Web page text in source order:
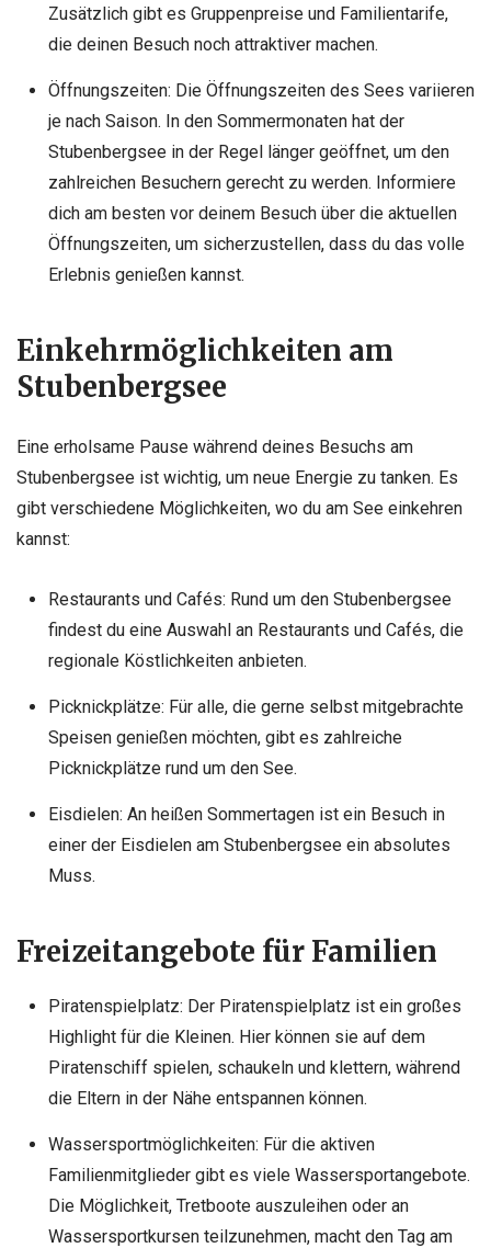
Zusätzlich gibt es Gruppenpreise und Familientarife,
die deinen Besuch noch attraktiver machen.
Öffnungszeiten: Die Öffnungszeiten des Sees variieren
je nach Saison. In den Sommermonaten hat der
Stubenbergsee in der Regel länger geöffnet, um den
zahlreichen Besuchern gerecht zu werden. Informiere
dich am besten vor deinem Besuch über die aktuellen
Öffnungszeiten, um sicherzustellen, dass du das volle
Erlebnis genießen kannst.
Einkehrmöglichkeiten am
Stubenbergsee
Eine erholsame Pause während deines Besuchs am
Stubenbergsee ist wichtig, um neue Energie zu tanken. Es
gibt verschiedene Möglichkeiten, wo du am See einkehren
kannst:
Restaurants und Cafés: Rund um den Stubenbergsee
findest du eine Auswahl an Restaurants und Cafés, die
regionale Köstlichkeiten anbieten.
Picknickplätze: Für alle, die gerne selbst mitgebrachte
Speisen genießen möchten, gibt es zahlreiche
Picknickplätze rund um den See.
Eisdielen: An heißen Sommertagen ist ein Besuch in
einer der Eisdielen am Stubenbergsee ein absolutes
Muss.
Freizeitangebote für Familien
Piratenspielplatz: Der Piratenspielplatz ist ein großes
Highlight für die Kleinen. Hier können sie auf dem
Piratenschiff spielen, schaukeln und klettern, während
die Eltern in der Nähe entspannen können.
Wassersportmöglichkeiten: Für die aktiven
Familienmitglieder gibt es viele Wassersportangebote.
Die Möglichkeit, Tretboote auszuleihen oder an
Wassersportkursen teilzunehmen, macht den Tag am